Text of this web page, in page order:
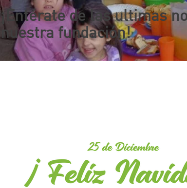
¡Entératede las ultimas
nuestra fundación!